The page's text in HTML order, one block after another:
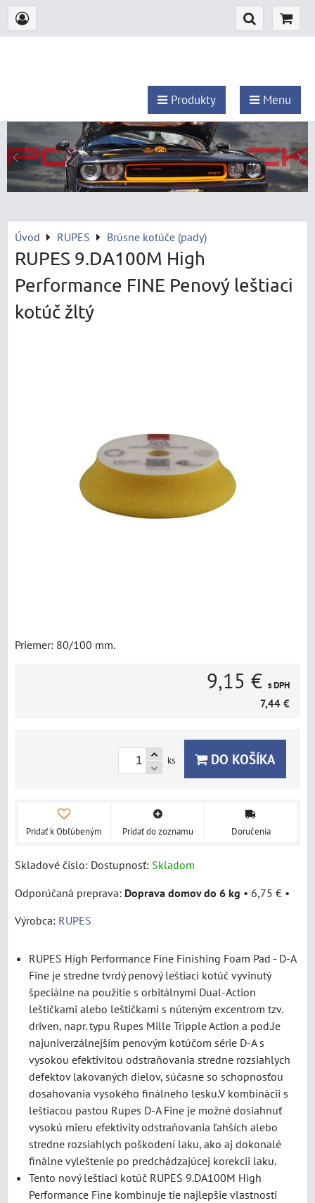
Produkty Menu
Úvod RUPES Brúsne kotúče (pady)
RUPES 9.DA100M High
Performance FINE Penový leštiaci
kotúč žltý
Priemer: 80/100 mm.
9,15 € s DPH
7,44 €
ks DO KOŠÍKA
Pridať k Obľúbeným Pridať do zoznamu Doručenia
Skladové číslo: Dostupnosť: Skladom
Doprava domov do 6 kg • 6,75 € •
Výrobca: RUPES
RUPES High Performance Fine Finishing Foam Pad - D-A
Fine je stredne tvrdý penový leštiaci kotúč vyvinutý
špeciálne na použitie s orbitálnymi Dual-Action
leštičkami alebo leštičkami s núteným excentrom tzv.
driven, napr. typu Rupes Mille Tripple Action a pod.Je
najuniverzálnejším penovým kotúčom série D-A s
vysokou efektivitou odstraňovania stredne rozsiahlych
defektov lakovaných dielov, súčasne so schopnosťou
dosahovania vysokého finálneho lesku.V kombinácii s
leštiacou pastou Rupes D-A Fine je možné dosiahnuť
vysokú mieru efektivity odstraňovania ľahších alebo
stredne rozsiahlych poškodení laku, ako aj dokonalé
finálne vyleštenie po predchádzajúcej korekcii laku.
Tento nový leštiaci kotúč RUPES 9.DA100M High
Performance Fine kombinuje tie najlepšie vlastnosti